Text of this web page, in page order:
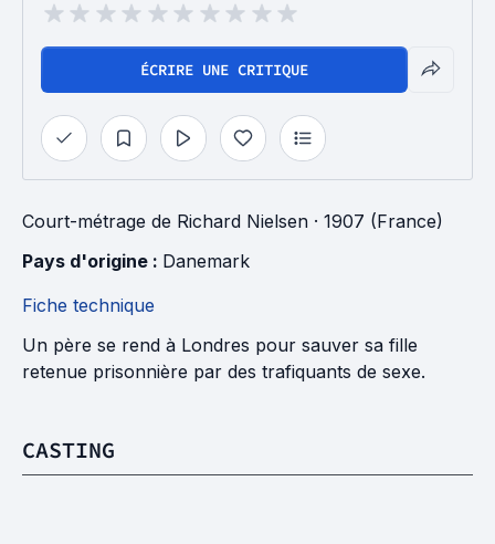
ÉCRIRE UNE CRITIQUE
Court-métrage de Richard Nielsen · 1907 (France)
Pays d'origine : Danemark
Fiche technique
Un père se rend à Londres pour sauver sa fille
retenue prisonnière par des trafiquants de sexe.
CASTING